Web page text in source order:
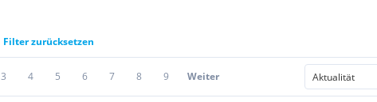
Filter zurücksetzen
3 4 5 6 7 8 9 Weiter